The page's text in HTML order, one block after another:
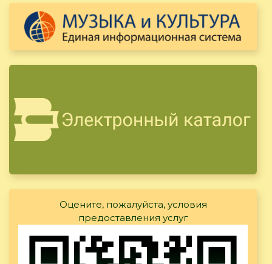
Оцените, пожалуйста, условия
предоставления услуг